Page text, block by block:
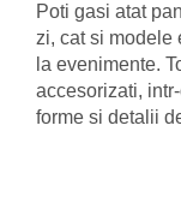
Poti gasi atat
zi, cat si modele
la evenimente.
accesorizati,
forme si detalii